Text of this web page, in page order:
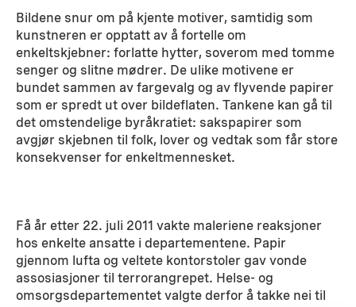
Bildene snur om på kjente motiver, samtidig som
kunstneren er opptatt av å fortelle om
enkeltskjebner: forlatte hytter, soverom med tomme
senger og slitne mødrer. De ulike motivene er
bundet sammen av fargevalg og av flyvende papirer
som er spredt ut over bildeflaten. Tankene kan gå til
det omstendelige byråkratiet: sakspapirer som
avgjør skjebnen til folk, lover og vedtak som får store
konsekvenser for enkeltmennesket.
Få år etter 22. juli 2011 vakte maleriene reaksjoner
hos enkelte ansatte i departementene. Papir
gjennom lufta og veltete kontorstoler gav vonde
assosiasjoner til terrorangrepet. Helse- og
omsorgsdepartementet valgte derfor å takke nei til